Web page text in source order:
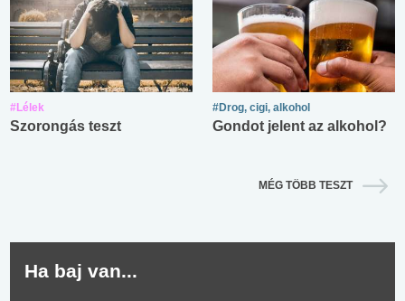
#Lélek
Szorongás teszt
#Drog, cigi, alkohol
Gondot jelent az alkohol?
MÉG TÖBB TESZT
Ha baj van...